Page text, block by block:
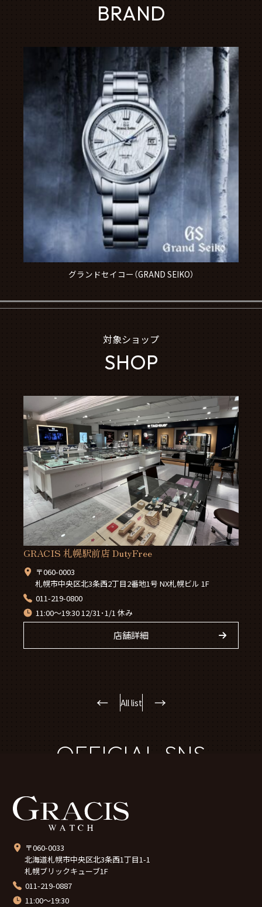
BRAND
グランドセイコー（GRAND SEIKO）
対象ショップ
SHOP
GRACIS 札幌駅前店 DutyFree
〒060-0003
札幌市中央区北3条西2丁目2番地1号 NX札幌ビル 1F
011-219-0800
11:00～19:30 12/31･1/1 休み
店舗詳細
← All list →
OFFICIAL SNS
〒060-0033
北海道札幌市中央区北3条西1丁目1-1
札幌ブリックキューブ1F
011-219-0887
11:00～19:30